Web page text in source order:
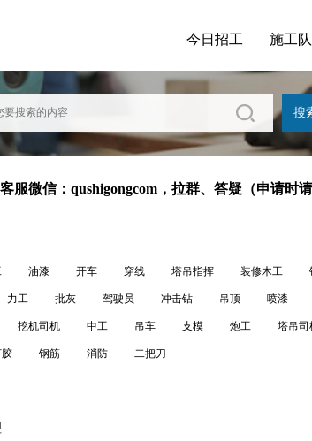
今日招工 施工
服微信：qushigongcom，拉群、答疑（申请时请
油漆 开车 穿线 塔吊指挥 装修木工
力工 批灰 驾驶员 冲击钻 吊顶 喷漆
挖机司机 中工 吊车 支模 炮工 塔吊司
钢筋 消防 二把刀